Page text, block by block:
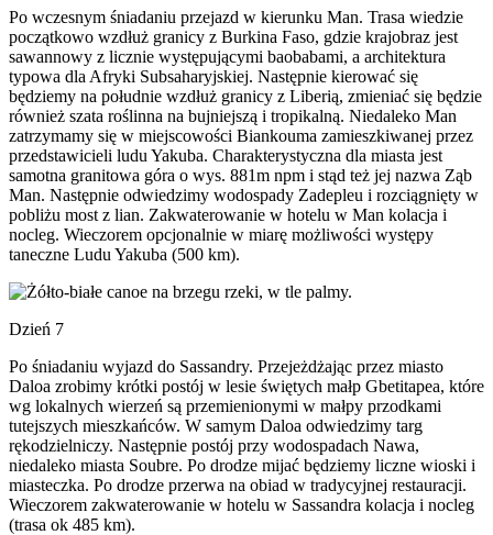
Po wczesnym śniadaniu przejazd w kierunku Man. Trasa wiedzie
początkowo wzdłuż granicy z Burkina Faso, gdzie krajobraz jest
sawannowy z licznie występującymi baobabami, a architektura
typowa dla Afryki Subsaharyjskiej. Następnie kierować się
będziemy na południe wzdłuż granicy z Liberią, zmieniać się będzie
również szata roślinna na bujniejszą i tropikalną. Niedaleko Man
zatrzymamy się w miejscowości Biankouma zamieszkiwanej przez
przedstawicieli ludu Yakuba. Charakterystyczna dla miasta jest
samotna granitowa góra o wys. 881m npm i stąd też jej nazwa Ząb
Man. Następnie odwiedzimy wodospady Zadepleu i rozciągnięty w
pobliżu most z lian. Zakwaterowanie w hotelu w Man kolacja i
nocleg. Wieczorem opcjonalnie w miarę możliwości występy
taneczne Ludu Yakuba (500 km).
Dzień 7
Po śniadaniu wyjazd do Sassandry. Przejeżdżając przez miasto
Daloa zrobimy krótki postój w lesie świętych małp Gbetitapea, które
wg lokalnych wierzeń są przemienionymi w małpy przodkami
tutejszych mieszkańców. W samym Daloa odwiedzimy targ
rękodzielniczy. Następnie postój przy wodospadach Nawa,
niedaleko miasta Soubre. Po drodze mijać będziemy liczne wioski i
miasteczka. Po drodze przerwa na obiad w tradycyjnej restauracji.
Wieczorem zakwaterowanie w hotelu w Sassandra kolacja i nocleg
(trasa ok 485 km).